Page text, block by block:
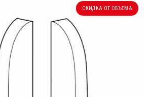
СКИДКА ОТ ОБЪЕМА